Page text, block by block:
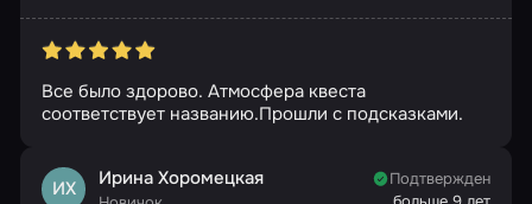
Все было здорово. Атмосфера квеста
соответствует названию.Прошли с подсказками.
ИХ Ирина Хоромецкая
Подтвержден